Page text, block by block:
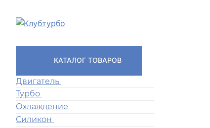
КАТАЛОГ ТОВАРОВ
Двигатель
Турбо
Охлаждение
Силикон